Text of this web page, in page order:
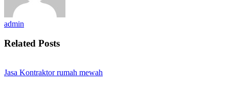
admin
Related Posts
Jasa Kontraktor rumah mewah